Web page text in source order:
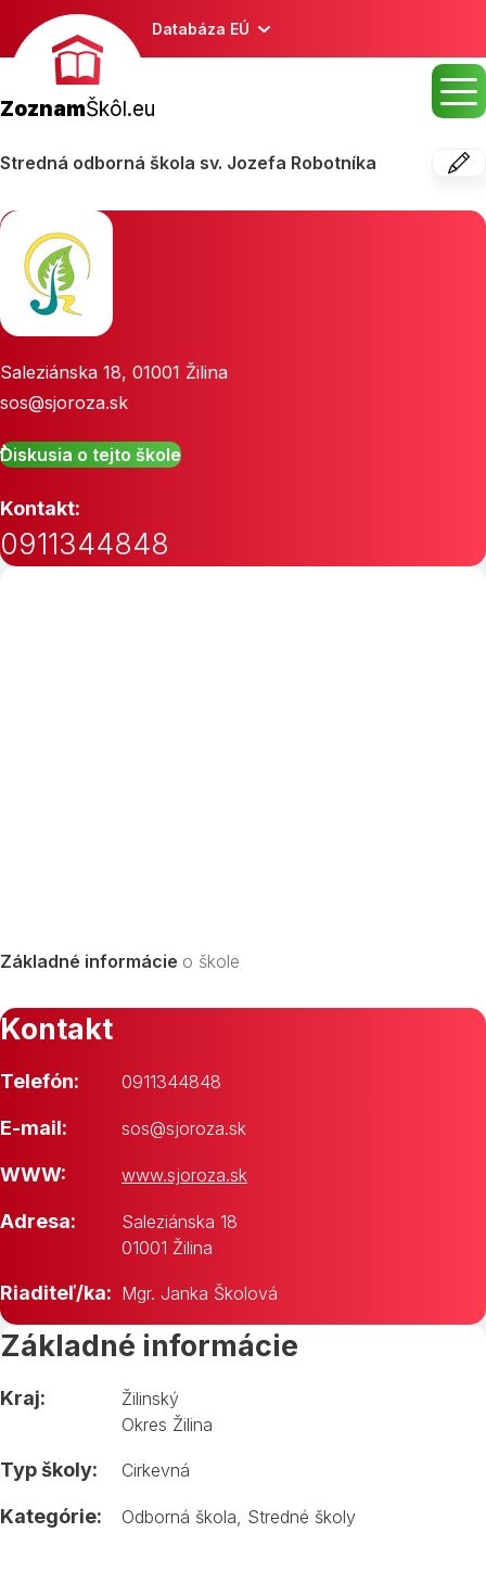
Databáza EÚ
ZoznamŠkôl.eu
Stredná odborná škola sv. Jozefa Robotníka
Saleziánska 18, 01001 Žilina
sos@sjoroza.sk
Diskusia o tejto škole
Kontakt:
0911344848
Základné informácie o škole
Kontakt
Telefón: 0911344848
E-mail: sos@sjoroza.sk
WWW: www.sjoroza.sk
Adresa:
Saleziánska 18
01001 Žilina
Riaditeľ/ka: Mgr. Janka Školová
Základné informácie
Kraj:
Žilinský
Okres Žilina
Typ školy: Cirkevná
Kategórie: Odborná škola, Stredné školy